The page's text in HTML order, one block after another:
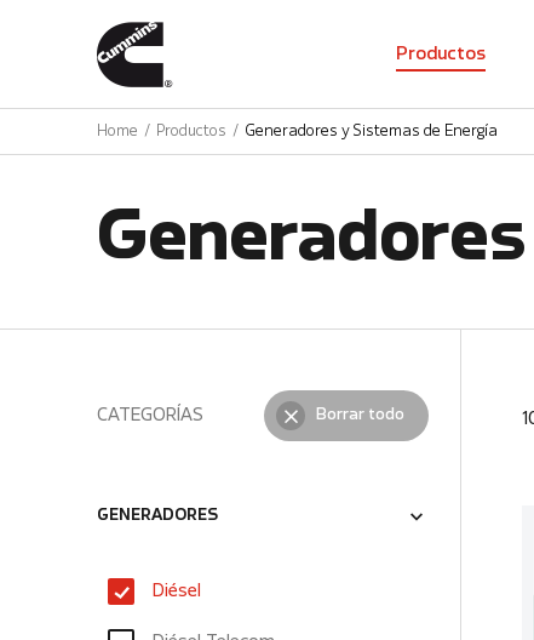
Productos
Home Productos Generadores y Sistemas de Energía
CATEGORÍAS Borrar todo
GENERADORES
Diésel